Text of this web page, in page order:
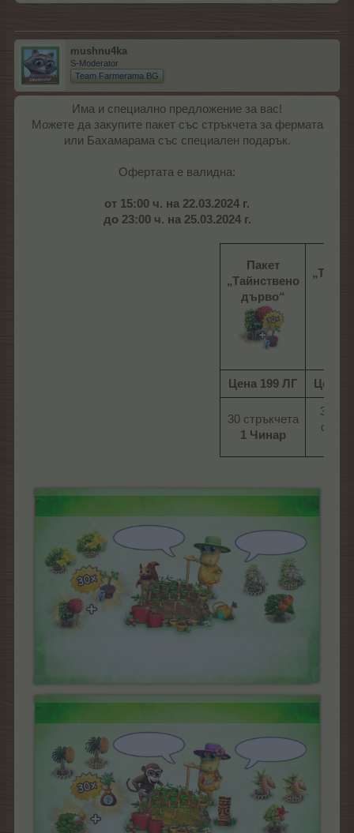
mushnu4ka
S-Moderator
Team Farmerama BG
Има и специално предложение за вас!
Можете да закупите пакет със стръкчета за фермата
или Бахамарама със специален подарък.
Офертата е валидна:​
от 15:00 ч. на 22.03.2024 г.
до 23:00 ч. на 25.03.2024 г.
Пакет
„Тайнствено
дърво“
Цена 199 ЛГ Цена
30 стръкчета
1 Чинар
30